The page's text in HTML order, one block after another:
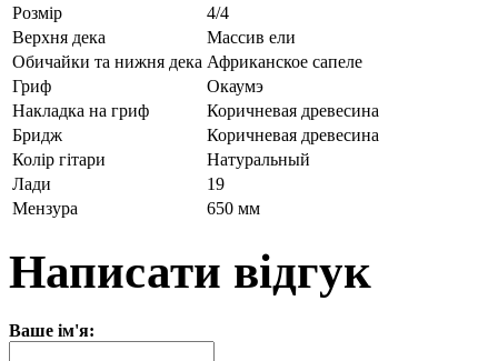
Розмір
4/4
Верхня дека
Массив ели
Обичайки та нижня дека Африканское сапеле
Гриф
Окаумэ
Накладка на гриф
Коричневая древесина
Бридж
Коричневая древесина
Колір гітари
Натуральный
Лади
19
Мензура
650 мм
Написати відгук
Ваше ім'я: